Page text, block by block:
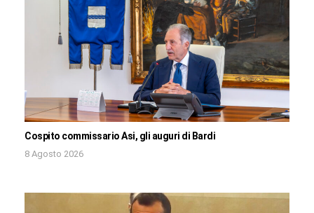
Cospito commissario Asi, gli auguri di Bardi
8 Agosto 2026